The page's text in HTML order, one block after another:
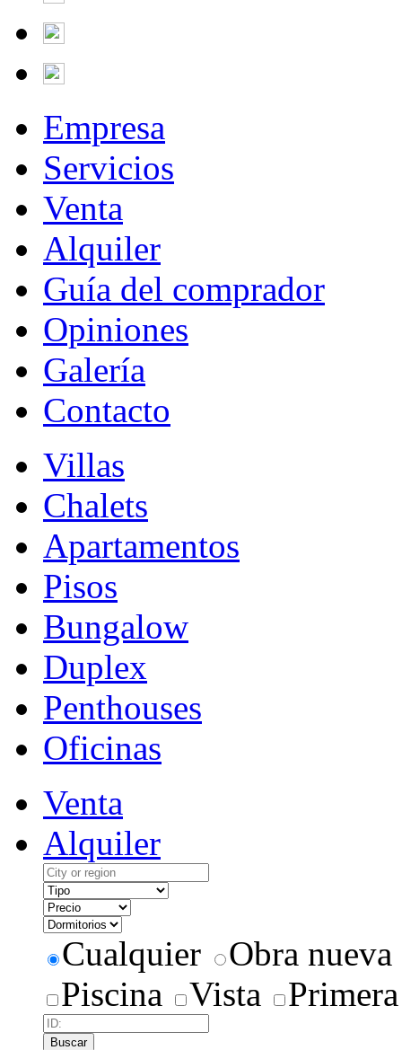
Empresa
Servicios
Venta
Alquiler
Guía del comprador
Opiniones
Galería
Contacto
Villas
Chalets
Apartamentos
Pisos
Bungalow
Duplex
Penthouses
Oficinas
Venta
Alquiler
Cualquier
Obra nueva
Piscina
Vista
Buscar